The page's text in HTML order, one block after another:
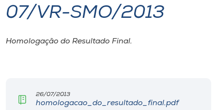
I.nova
Diplomados
CPA
07/VR-SMO/2013
Homologação do Resultado Final.
26/07/2013
homologacao_do_resultado_final.pdf